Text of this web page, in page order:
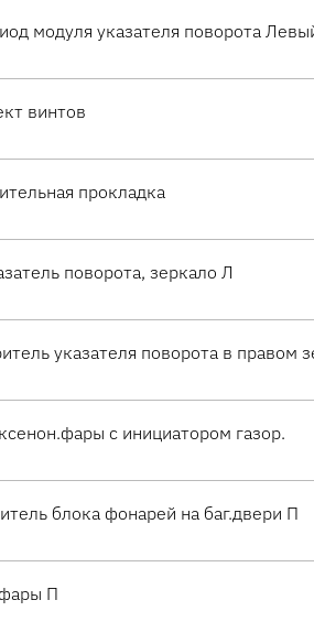
модуля указателя поворота
винтов
прокладка
поворота, зеркало Л
указателя поворота в правом
с инициатором газор.
блока фонарей на баг.двери П
П